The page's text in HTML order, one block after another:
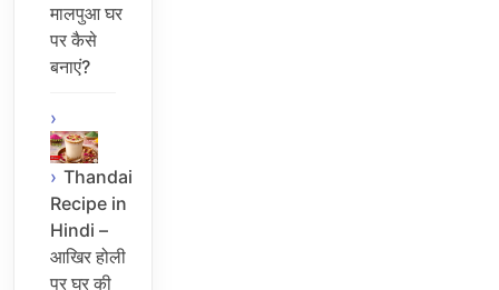
मालपुआ घर
पर कैसे
बनाएं?
Thandai
Recipe in
Hindi –
आखिर होली
पर घर की